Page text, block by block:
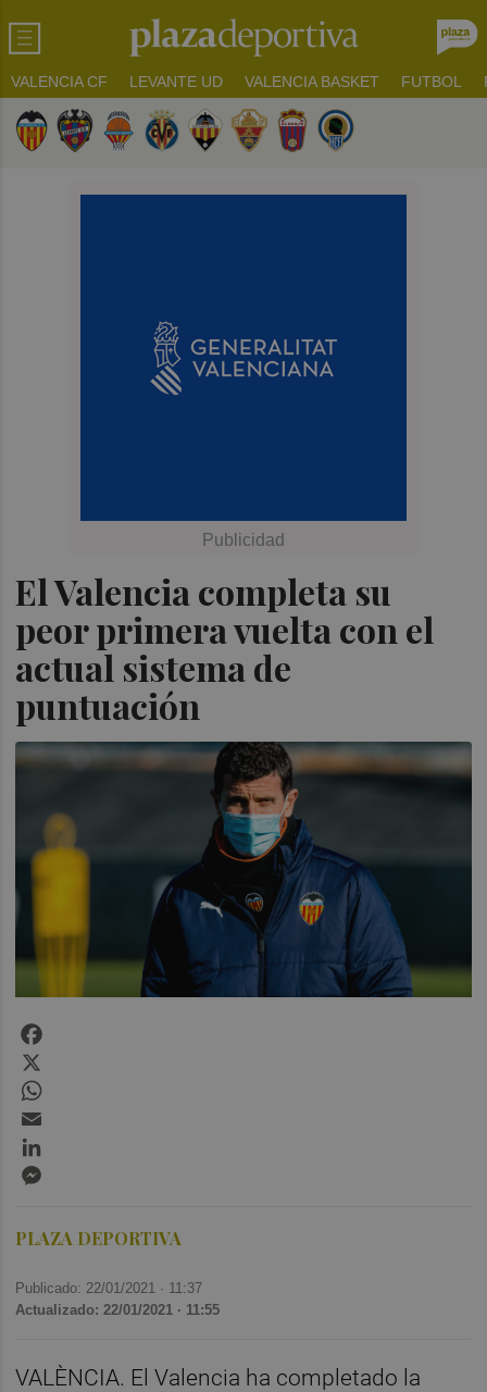
VALENCIA CF LEVANTE UD VALENCIA BASKET FUTBOL
El Valencia completa su
peor primera vuelta con el
actual sistema de
puntuación
PLAZA DEPORTIVA
Publicado: 22/01/2021 · 11:37
Actualizado: 22/01/2021 · 11:55
VALÈNCIA. El Valencia ha completado la